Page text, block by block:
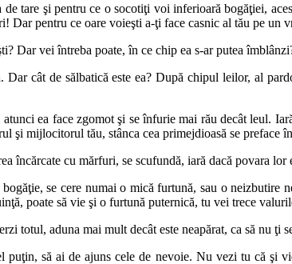
tare şi pentru ce o socotiţi voi inferioară bogăţiei,
Dar pentru ce oare voieşti a-ţi face casnic al tău pe un
Dar vei întreba poate, în ce chip ea s-ar putea
Dar cât de sălbatică este ea? După chipul leilor, al
ea face zgomot şi se înfurie mai rău decât leul.
şi mijlocitorul tău, stânca cea primejdioasă se
încărcate cu mărfuri, se scufundă, iară dacă povara
se cere numai o mică furtună, sau o neizbutire
poate să vie şi o furtună puternică, tu vei trece
totul, aduna mai mult decât este neapărat, ca să nu ţi
puţin, să ai de ajuns cele de nevoie. Nu vezi tu că